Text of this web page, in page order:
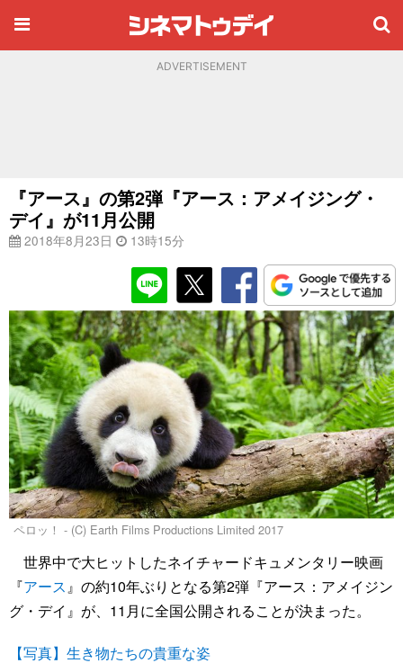
ADVERTISEMENT
『アース』の第2弾『アース：アメイジング・
デイ』が11月公開
2018年8月23日 13時15分
ペロッ！ - (C) Earth Films Productions Limited 2017
世界中で大ヒットしたネイチャードキュメンタリー映画
『アース』の約10年ぶりとなる第2弾『アース：アメイジン
グ・デイ』が、11月に全国公開されることが決まった。
【写真】生き物たちの貴重な姿